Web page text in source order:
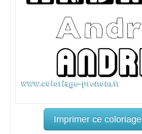
Imprimer ce coloriage